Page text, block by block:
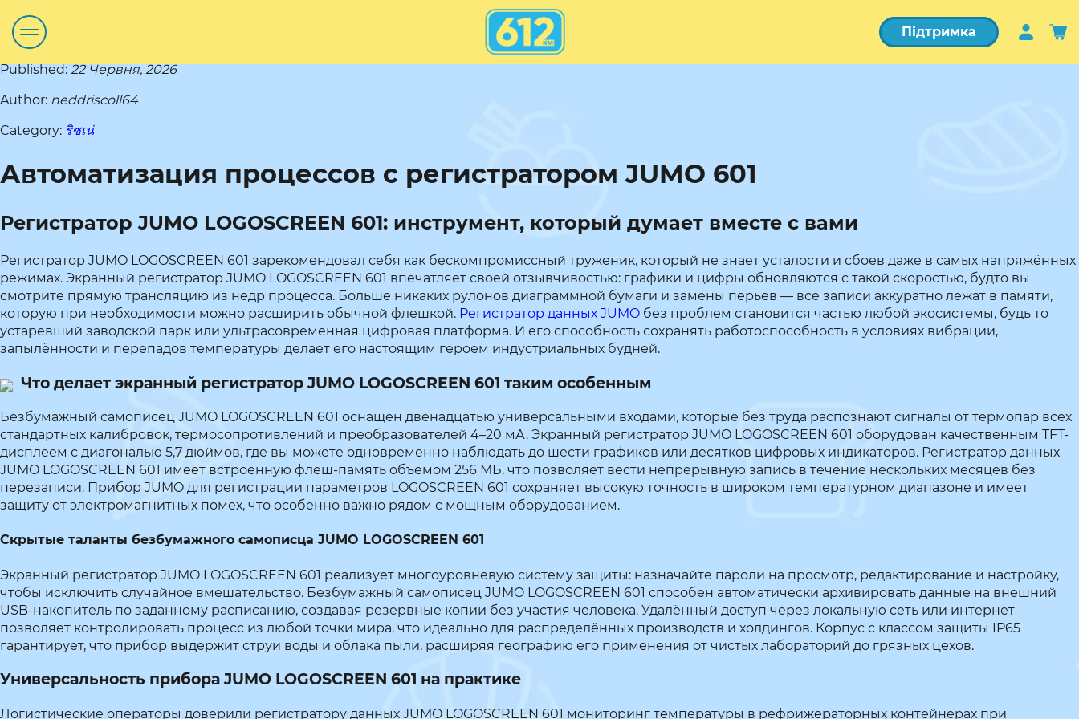
Підтримка
Published:22 Червня, 2026
Author: neddriscoll64
Category: ริซเน่
Автоматизация процессов с регистратором JUMO 601
Регистратор JUMO LOGOSCREEN 601: инструмент, который думает вместе с вами
Регистратор JUMO LOGOSCREEN 601 зарекомендовал себя как бескомпромиссный труженик, который не знает усталости и сбоев даже в самых напряжённых
режимах. Экранный регистратор JUMO LOGOSCREEN 601 впечатляет своей отзывчивостью: графики и цифры обновляются с такой скоростью, будто вы
смотрите прямую трансляцию из недр процесса. Больше никаких рулонов диаграммной бумаги и замены перьев — все записи аккуратно лежат в памяти,
которую при необходимости можно расширить обычной флешкой. Регистратор данных JUMO без проблем становится частью любой экосистемы, будь то
устаревший заводской парк или ультрасовременная цифровая платформа. И его способность сохранять работоспособность в условиях вибрации,
запылённости и перепадов температуры делает его настоящим героем индустриальных будней.
Что делает экранный регистратор JUMO LOGOSCREEN 601 таким особенным
Безбумажный самописец JUMO LOGOSCREEN 601 оснащён двенадцатью универсальными входами, которые без труда распознают сигналы от термопар всех
стандартных калибровок, термосопротивлений и преобразователей 4–20 мА. Экранный регистратор JUMO LOGOSCREEN 601 оборудован качественным TFT-
дисплеем с диагональю 5,7 дюймов, где вы можете одновременно наблюдать до шести графиков или десятков цифровых индикаторов. Регистратор данных
JUMO LOGOSCREEN 601 имеет встроенную флеш-память объёмом 256 МБ, что позволяет вести непрерывную запись в течение нескольких месяцев без
перезаписи. Прибор JUMO для регистрации параметров LOGOSCREEN 601 сохраняет высокую точность в широком температурном диапазоне и имеет
защиту от электромагнитных помех, что особенно важно рядом с мощным оборудованием.
Скрытые таланты безбумажного самописца JUMO LOGOSCREEN 601
Экранный регистратор JUMO LOGOSCREEN 601 реализует многоуровневую систему защиты: назначайте пароли на просмотр, редактирование и настройку,
чтобы исключить случайное вмешательство. Безбумажный самописец JUMO LOGOSCREEN 601 способен автоматически архивировать данные на внешний
USB-накопитель по заданному расписанию, создавая резервные копии без участия человека. Удалённый доступ через локальную сеть или интернет
позволяет контролировать процесс из любой точки мира, что идеально для распределённых производств и холдингов. Корпус с классом защиты IP65
гарантирует, что прибор выдержит струи воды и облака пыли, расширяя географию его применения от чистых лабораторий до грязных цехов.
Универсальность прибора JUMO LOGOSCREEN 601 на практике
Логистические операторы доверили регистратору данных JUMO LOGOSCREEN 601 мониторинг температуры в рефрижераторных контейнерах при